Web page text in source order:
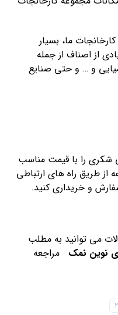
ما، بسیار
از اصناف از جمله
و … و حتی صنایع
را با قیمت مناسب
طریق راه های ارتباطی
و خریداری کنید.
می توانید به مطلب
نوین نمک
مراجعه